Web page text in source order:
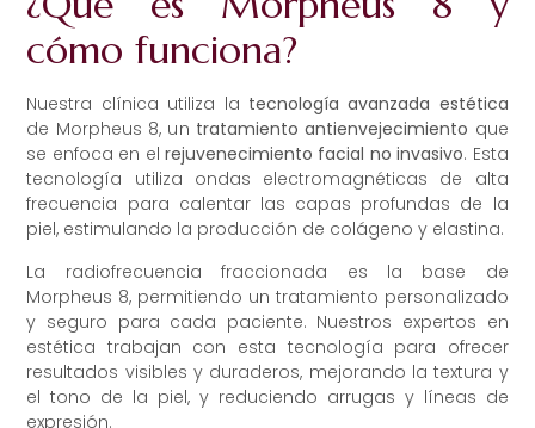
cómo funciona?
Nuestra clínica utiliza la tecnología avanzada estética
de Morpheus 8, un tratamiento antienvejecimiento que
se enfoca en el rejuvenecimiento facial no invasivo. Esta
tecnología utiliza ondas electromagnéticas de alta
frecuencia para calentar las capas profundas de la
piel, estimulando la producción de colágeno y elastina.
La radiofrecuencia fraccionada es la base de
Morpheus 8, permitiendo un tratamiento personalizado
y seguro para cada paciente. Nuestros expertos en
estética trabajan con esta tecnología para ofrecer
resultados visibles y duraderos, mejorando la textura y
el tono de la piel, y reduciendo arrugas y líneas de
expresión.